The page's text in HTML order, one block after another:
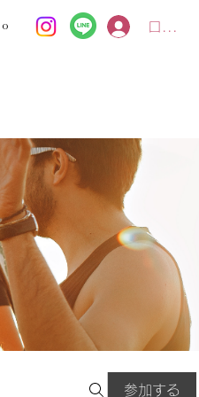
ログイン
参加する